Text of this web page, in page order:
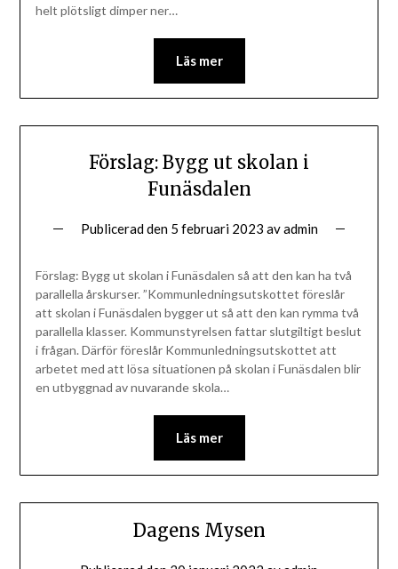
helt plötsligt dimper ner…
Läs mer
Förslag: Bygg ut skolan i
Funäsdalen
Publicerad den 5 februari 2023 avadmin
Förslag: Bygg ut skolan i Funäsdalen så att den kan ha två
parallella årskurser. ”Kommunledningsutskottet föreslår
att skolan i Funäsdalen bygger ut så att den kan rymma två
parallella klasser. Kommunstyrelsen fattar slutgiltigt beslut
i frågan. Därför föreslår Kommunledningsutskottet att
arbetet med att lösa situationen på skolan i Funäsdalen blir
en utbyggnad av nuvarande skola…
Läs mer
Dagens Mysen